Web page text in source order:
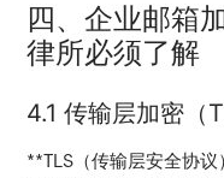
四、企业邮箱
律所必须了解
4.1 传输层加密（
**TLS（传输层安全协